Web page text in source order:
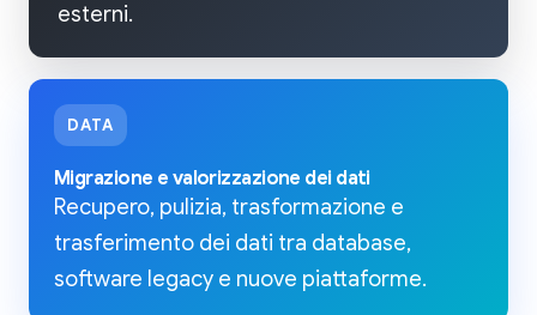
esterni.
DATA
Migrazione e valorizzazione dei dati
Recupero, pulizia, trasformazione e
trasferimento dei dati tra database,
software legacy e nuove piattaforme.